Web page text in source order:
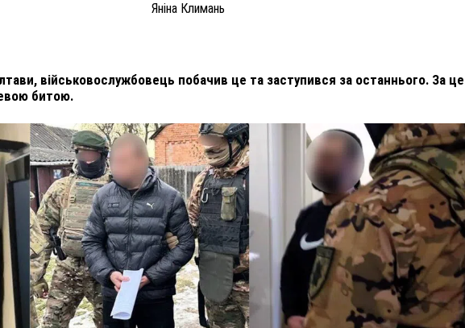
Яніна Климань
військовослужбовець побачив це та заступився за останнього. За це
битою.
62-РІЧНУ
ВНАСЛІДОК ПОРАНЕНЬ, ОТРИМАНИХ НА ВІЙНІ,
ПОМЕР ВОЇН ЮРІЙ ВОЙТИК